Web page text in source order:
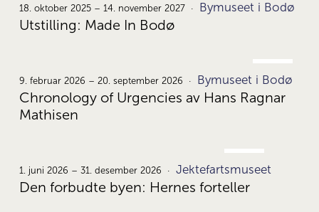
18.
18. oktober 2025 – 14. november 2027 Bymuseet i Bodø
Utstilling: Made In Bodø
9.
9. februar 2026 – 20. september 2026 Bymuseet i Bodø
Chronology of Urgencies av Hans Ragnar
Mathisen
1.
1. juni 2026 – 31. desember 2026 Jektefartsmuseet
Den forbudte byen: Hernes forteller